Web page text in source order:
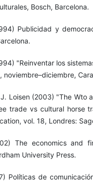
Bosch, Barcelona.
Publicidad y
"Reinventar los
noviembre–diciembre,
Loisen (2003) "The Wto
trade vs cultural horse
vol. 18, Londres:
The economics and
University Press.
Políticas de